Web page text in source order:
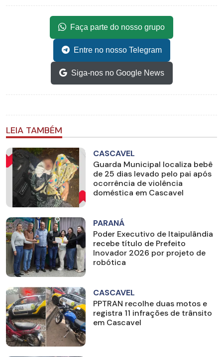
Faça parte do nosso grupo
Entre no nosso Telegram
Siga-nos no Google News
LEIA TAMBÉM
CASCAVEL
Guarda Municipal localiza bebê
de 25 dias levado pelo pai após
ocorrência de violência
doméstica em Cascavel
PARANÁ
Poder Executivo de Itaipulândia
recebe título de Prefeito
Inovador 2026 por projeto de
robótica
CASCAVEL
PPTRAN recolhe duas motos e
registra 11 infrações de trânsito
em Cascavel